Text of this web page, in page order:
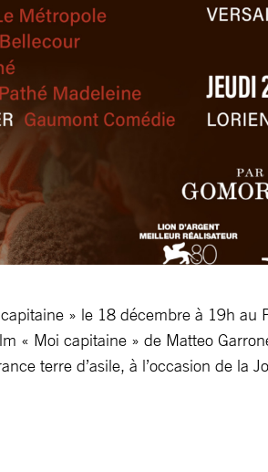
» le 18 décembre à 19h au
« Moi capitaine » de Matteo
terre d’asile, à l’occasion de la